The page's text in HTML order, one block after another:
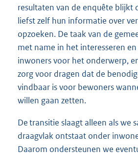
resultaten van de enquête blijkt
liefst zelf hun informatie over
opzoeken. De taak van de
met name in het interesseren
inwoners voor het onderwerp,
zorg voor dragen dat de
vindbaar is voor bewoners
willen gaan zetten.
De transitie slaagt alleen als we
draagvlak ontstaat onder
Daarom ondersteunen we